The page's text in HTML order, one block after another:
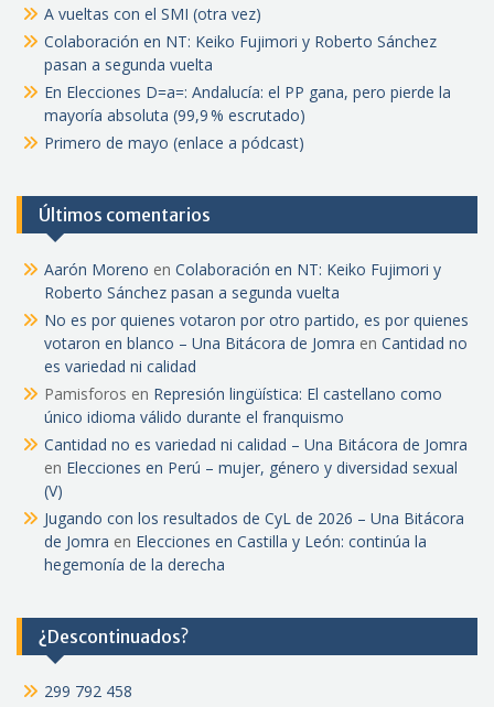
A vueltas con el SMI (otra vez)
Colaboración en NT: Keiko Fujimori y Roberto Sánchez
pasan a segunda vuelta
En Elecciones D=a=: Andalucía: el PP gana, pero pierde la
mayoría absoluta (99,9 % escrutado)
Primero de mayo (enlace a pódcast)
Últimos comentarios
Aarón Moreno en Colaboración en NT: Keiko Fujimori y
Roberto Sánchez pasan a segunda vuelta
No es por quienes votaron por otro partido, es por quienes
votaron en blanco – Una Bitácora de Jomra en Cantidad no
es variedad ni calidad
Pamisforos en Represión lingüística: El castellano como
único idioma válido durante el franquismo
Cantidad no es variedad ni calidad – Una Bitácora de Jomra
en Elecciones en Perú – mujer, género y diversidad sexual
(V)
Jugando con los resultados de CyL de 2026 – Una Bitácora
de Jomra en Elecciones en Castilla y León: continúa la
hegemonía de la derecha
¿Descontinuados?
299 792 458